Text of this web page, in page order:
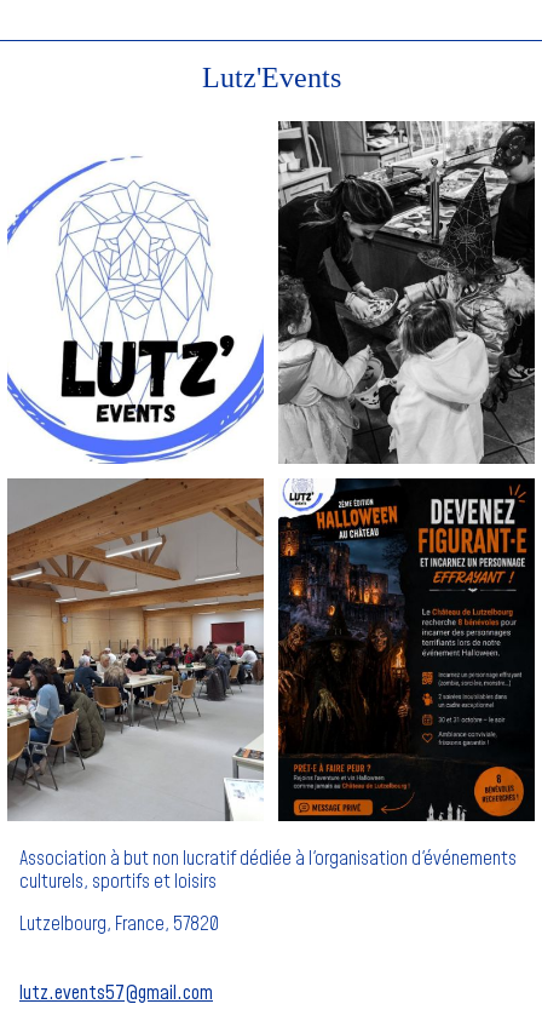
Lutz'Events
Association à but non lucratif dédiée à l'organisation d'événements
culturels, sportifs et loisirs
Lutzelbourg, France, 57820
lutz.events57@gmail.com